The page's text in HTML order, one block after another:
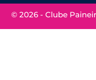
© 2026 - Clube